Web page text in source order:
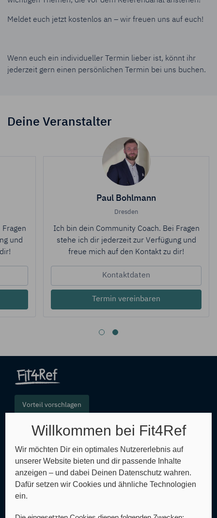
Willkommen bei Fit4Ref
Wir möchten Dir ein optimales Nutzererlebnis auf
unserer Website bieten und dir passende Inhalte
anzeigen – und dabei Deinen Datenschutz wahren.
Dafür setzen wir Cookies und ähnliche Technologien
ein.
Meldet euch jetzt kostenlos an – wir freuen uns auf euch!
Wenn euch ein individueller Termin lieber ist, könnt ihr
jederzeit gern einen persönlichen Termin bei uns buchen.
Deine Veranstalter
und
Paul Bohlmann
Dresden
Ich bin dein Community Coach. Bei Fragen
stehe ich dir jederzeit zur Verfügung und
freue mich auf den Kontakt zu dir!
Kontaktdaten
Termin vereinbaren
Vorteil vorschlagen
Glossar
Sitemap